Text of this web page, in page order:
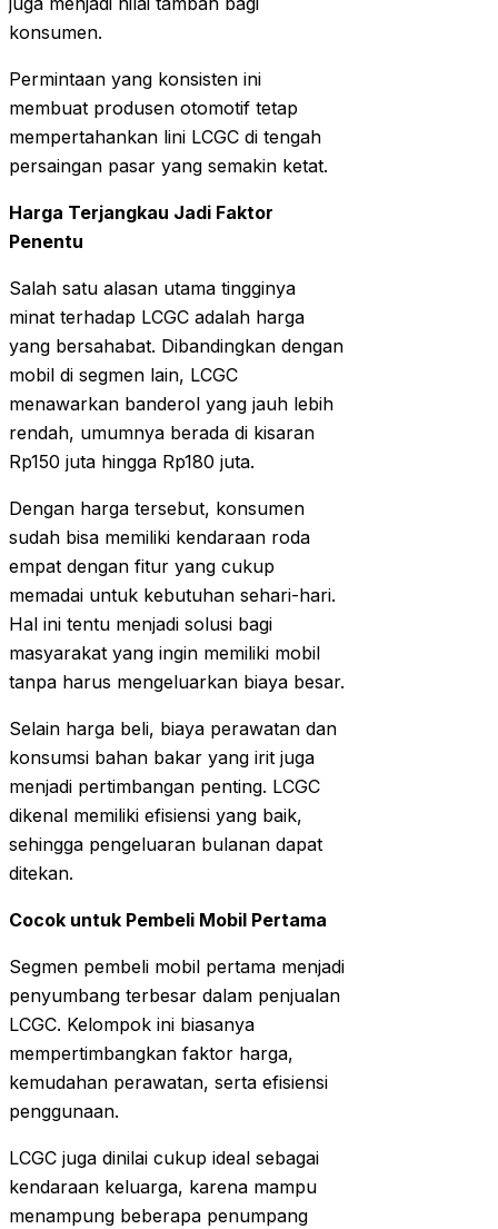
konsumen.
Permintaan yang konsisten ini
membuat produsen otomotif tetap
mempertahankan lini LCGC di tengah
persaingan pasar yang semakin ketat.
Harga Terjangkau Jadi Faktor
Penentu
Salah satu alasan utama tingginya
minat terhadap LCGC adalah harga
yang bersahabat. Dibandingkan dengan
mobil di segmen lain, LCGC
menawarkan banderol yang jauh lebih
rendah, umumnya berada di kisaran
Rp150 juta hingga Rp180 juta.
Dengan harga tersebut, konsumen
sudah bisa memiliki kendaraan roda
empat dengan fitur yang cukup
memadai untuk kebutuhan sehari-hari.
Hal ini tentu menjadi solusi bagi
masyarakat yang ingin memiliki mobil
tanpa harus mengeluarkan biaya besar.
Selain harga beli, biaya perawatan dan
konsumsi bahan bakar yang irit juga
menjadi pertimbangan penting. LCGC
dikenal memiliki efisiensi yang baik,
sehingga pengeluaran bulanan dapat
ditekan.
Cocok untuk Pembeli Mobil Pertama
Segmen pembeli mobil pertama menjadi
penyumbang terbesar dalam penjualan
LCGC. Kelompok ini biasanya
mempertimbangkan faktor harga,
kemudahan perawatan, serta efisiensi
penggunaan.
LCGC juga dinilai cukup ideal sebagai
kendaraan keluarga, karena mampu
menampung beberapa penumpang